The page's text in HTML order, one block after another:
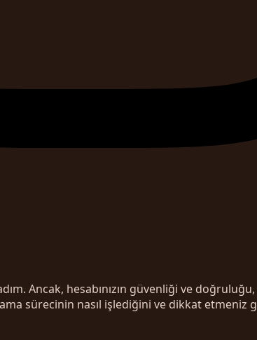
Ancak, hesabınızın güvenliği ve
sürecinin nasıl işlediğini ve dikkat etmeniz